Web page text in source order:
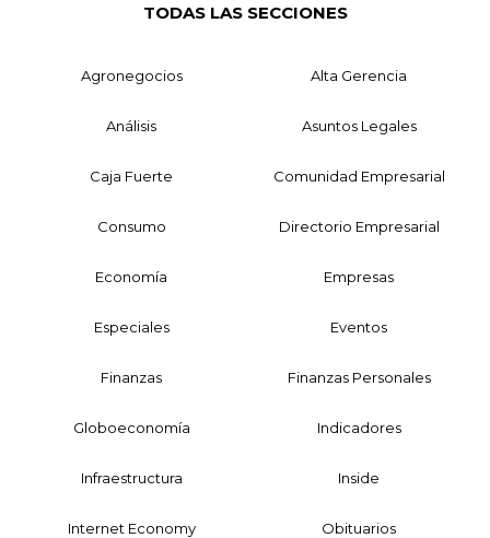
TODAS LAS SECCIONES
Agronegocios Alta Gerencia
Análisis Asuntos Legales
Caja Fuerte Comunidad Empresarial
Consumo Directorio Empresarial
Economía Empresas
Especiales Eventos
Finanzas Finanzas Personales
Globoeconomía Indicadores
Infraestructura Inside
Internet Economy Obituarios